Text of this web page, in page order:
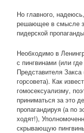
Но главного,
решающее в смысле
пидерской
Необходимо в
с пингвинами (или
Представителя
горсовета). Как
гомосексуализму,
приниматься за это
пропагандируя (а по
ходят!),
скрывающую